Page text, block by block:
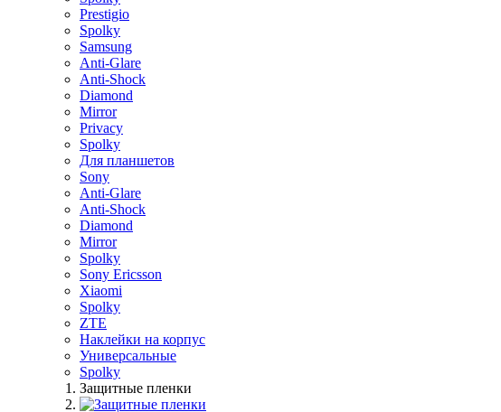
Prestigio
Spolky
Samsung
Anti-Glare
Anti-Shock
Diamond
Mirror
Privacy
Spolky
Для планшетов
Sony
Anti-Glare
Anti-Shock
Diamond
Mirror
Spolky
Sony Ericsson
Xiaomi
Spolky
ZTE
Наклейки на корпус
Универсальные
Spolky
Защитные пленки